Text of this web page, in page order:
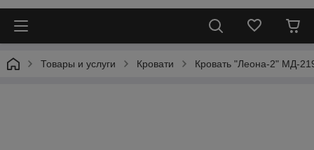
Товары и услуги Кровати Кровать "Леона-2" МД-